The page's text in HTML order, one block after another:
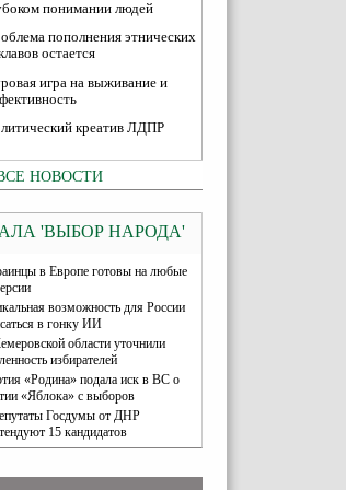
понимании людей
пополнения этнических
остается
игра на выживание и
креатив ЛДПР
НОВОСТИ
'ВЫБОР НАРОДА'
в Европе готовы на любые
возможность для России
в гонку ИИ
области уточнили
избирателей
«Родина» подала иск в ВС о
«Яблока» с выборов
Госдумы от ДНР
15 кандидатов